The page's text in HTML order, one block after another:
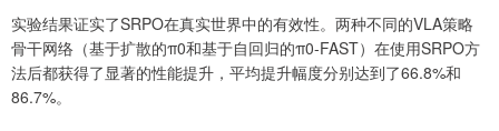
实验结果证实了SRPO在真实世界中的有效性。两种不同的VLA策略
骨干网络（基于扩散的π0和基于自回归的π0-FAST）在使用SRPO方
法后都获得了显著的性能提升，平均提升幅度分别达到了66.8%和
86.7%。